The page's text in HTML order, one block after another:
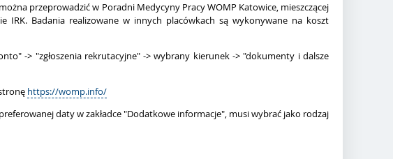
przeprowadzić w Poradni Medycyny Pracy WOMP Katowice, mieszczącej
IRK. Badania realizowane w innych placówkach są wykonywane na koszt
-> "zgłoszenia rekrutacyjne" -> wybrany kierunek -> "dokumenty i dalsze
https://womp.info/
daty w zakładce "Dodatkowe informacje", musi wybrać jako rodzaj